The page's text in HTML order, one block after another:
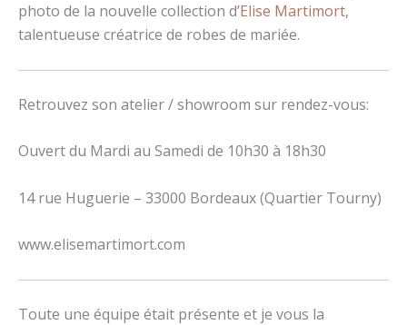
photo de la nouvelle collection d’Elise Martimort,
talentueuse créatrice de robes de mariée.
Retrouvez son atelier / showroom sur rendez-vous:
Ouvert du Mardi au Samedi de 10h30 à 18h30
14 rue Huguerie – 33000 Bordeaux (Quartier Tourny)
www.elisemartimort.com
Toute une équipe était présente et je vous la